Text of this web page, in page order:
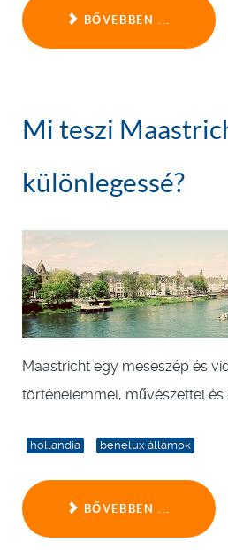
BŐVEBBEN ...
Mi teszi
különlegessé?
Maastricht egy meseszép és
történelemmel, művészettel és
hollandia benelux államok
BŐVEBBEN ...